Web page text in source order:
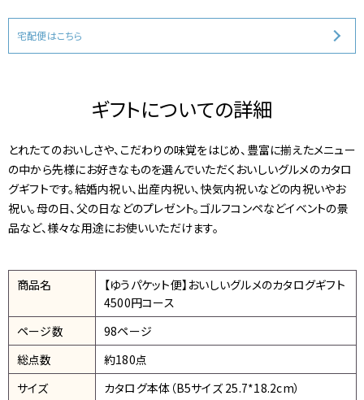
宅配便はこちら
ギフトについての詳細
とれたてのおいしさや、こだわりの味覚をはじめ、豊富に揃えたメニュー
の中から先様にお好きなものを選んでいただくおいしいグルメのカタロ
グギフトです。結婚内祝い、出産内祝い、快気内祝いなどの内祝いやお
祝い。母の日、父の日などのプレゼント。ゴルフコンペなどイベントの景
品など、様々な用途にお使いいただけます。
商品名
【ゆうパケット便】おいしいグルメのカタログギフト
4500円コース
ページ数
98ページ
総点数
約180点
サイズ
カタログ本体（B5サイズ 25.7*18.2cm）